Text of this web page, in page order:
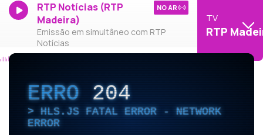
RTP Notícias (RTP
Madeira)
Emissão em simultâneo com RTP
Notícias
NO AR
TV
RTP
ERRO204
HLS.JS FATAL ERROR - NETWORK
ERROR